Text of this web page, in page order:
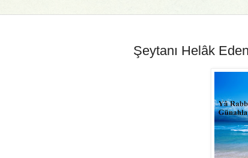
Şeytanı Helâk